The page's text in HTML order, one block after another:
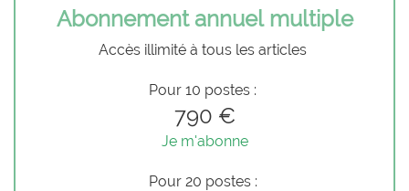
Abonnement annuel multiple
Accès illimité à tous les articles
Pour 10 postes :
790 €
Je m'abonne
Pour 20 postes :